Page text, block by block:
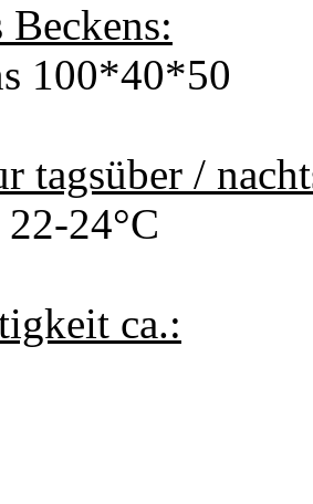
Beckens:
100*40*50
tagsüber /
24°C
ca.: